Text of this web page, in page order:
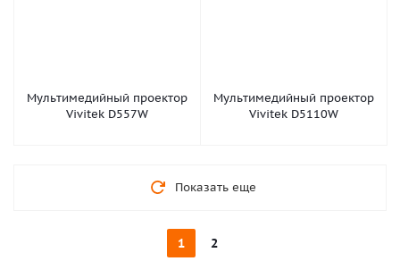
Мультимедийный проектор
Vivitek D557W
Мультимедийный проектор
Vivitek D5110W
Показать еще
1 2